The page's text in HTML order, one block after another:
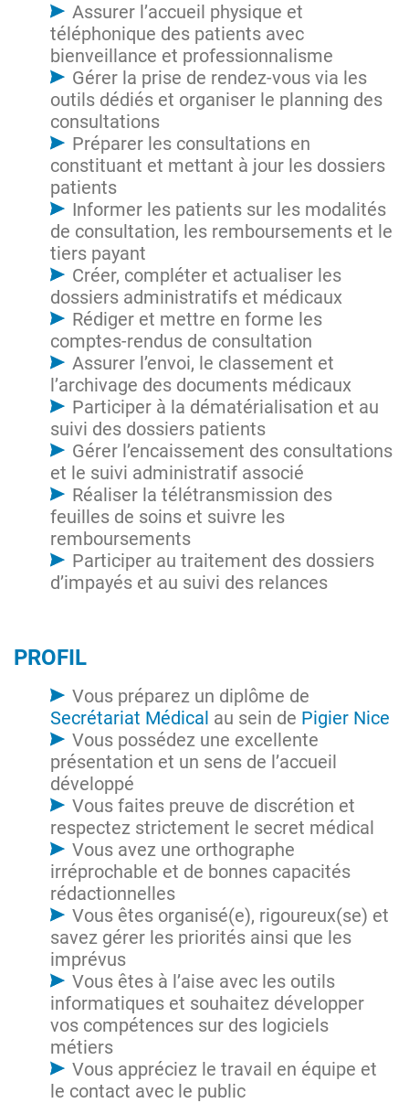
Assurer l’accueil physique et
téléphonique des patients avec
bienveillance et professionnalisme
Gérer la prise de rendez-vous via les
outils dédiés et organiser le planning des
consultations
Préparer les consultations en
constituant et mettant à jour les dossiers
patients
Informer les patients sur les modalités
de consultation, les remboursements et le
tiers payant
Créer, compléter et actualiser les
dossiers administratifs et médicaux
Rédiger et mettre en forme les
comptes-rendus de consultation
Assurer l’envoi, le classement et
l’archivage des documents médicaux
Participer à la dématérialisation et au
suivi des dossiers patients
Gérer l’encaissement des consultations
et le suivi administratif associé
Réaliser la télétransmission des
feuilles de soins et suivre les
remboursements
Participer au traitement des dossiers
d’impayés et au suivi des relances
PROFIL
Vous préparez un diplôme de
Secrétariat Médical au sein de Pigier Nice
Vous possédez une excellente
présentation et un sens de l’accueil
développé
Vous faites preuve de discrétion et
respectez strictement le secret médical
Vous avez une orthographe
irréprochable et de bonnes capacités
rédactionnelles
Vous êtes organisé(e), rigoureux(se) et
savez gérer les priorités ainsi que les
imprévus
Vous êtes à l’aise avec les outils
informatiques et souhaitez développer
vos compétences sur des logiciels
métiers
Vous appréciez le travail en équipe et
le contact avec le public